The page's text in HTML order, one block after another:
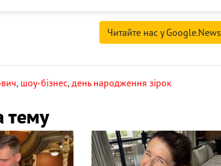
Читайте нас у Google.News
, шоу-бізнес, день народження зірок
тему